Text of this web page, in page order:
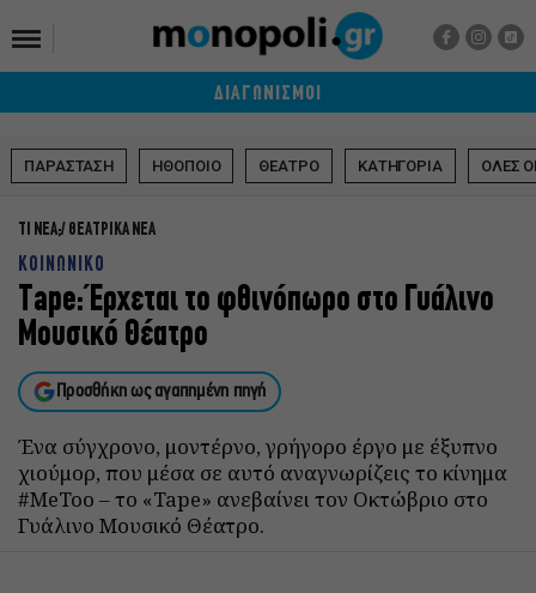
ΔΙΑΓΩΝΙΣΜΟΙ
ΠΑΡΑΣΤΑΣΗ ΗΘΟΠΟΙΟ ΘΕΑΤΡΟ ΚΑΤΗΓΟΡΙΑ ΟΛΕΣ
ΤΙ ΝΕΑ; ΘΕΑΤΡΙΚΑ ΝΕΑ
ΚΟΙΝΩΝΙΚΟ
Tape: Έρχεται το φθινόπωρο στο Γυάλινο
Μουσικό Θέατρο
Προσθήκη ως αγαπημένη πηγή
Ένα σύγχρονο, μοντέρνο, γρήγορο έργο με έξυπνο
χιούμορ, που μέσα σε αυτό αναγνωρίζεις το κίνημα
#MeToo – το «Tape» ανεβαίνει τον Οκτώβριο στο
Γυάλινο Μουσικό Θέατρο.